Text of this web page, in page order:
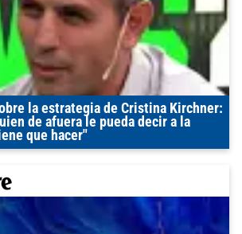
la estrategia de Cristina Kirchner:
de afuera le pueda decir a la
que hacer"